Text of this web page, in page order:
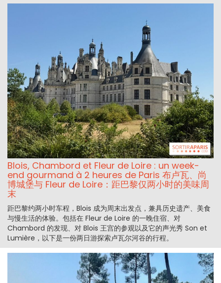
Blois, Chambord et Fleur de Loire : un week-
end gourmand à 2 heures de Paris 布卢瓦、尚
博城堡与 Fleur de Loire：距巴黎仅两小时的美味周
末
距巴黎约两小时车程，Blois 成为周末出发点，兼具历史遗产、美食
与慢生活的体验。包括在 Fleur de Loire 的一晚住宿、对
Chambord 的发现、对 Blois 王宫的参观以及它的声光秀 Son et
Lumière，以下是一份两日游探索卢瓦尔河谷的行程。